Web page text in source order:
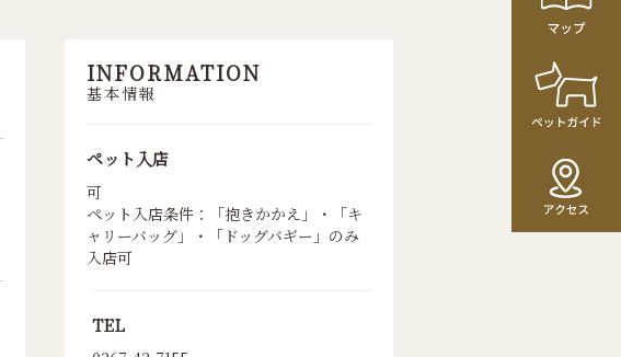
INFORMATION
基本情報
ペット入店
可
ペット入店条件：「抱きかかえ」・「キ
ャリーバッグ」・「ドッグバギー」のみ
入店可
TEL